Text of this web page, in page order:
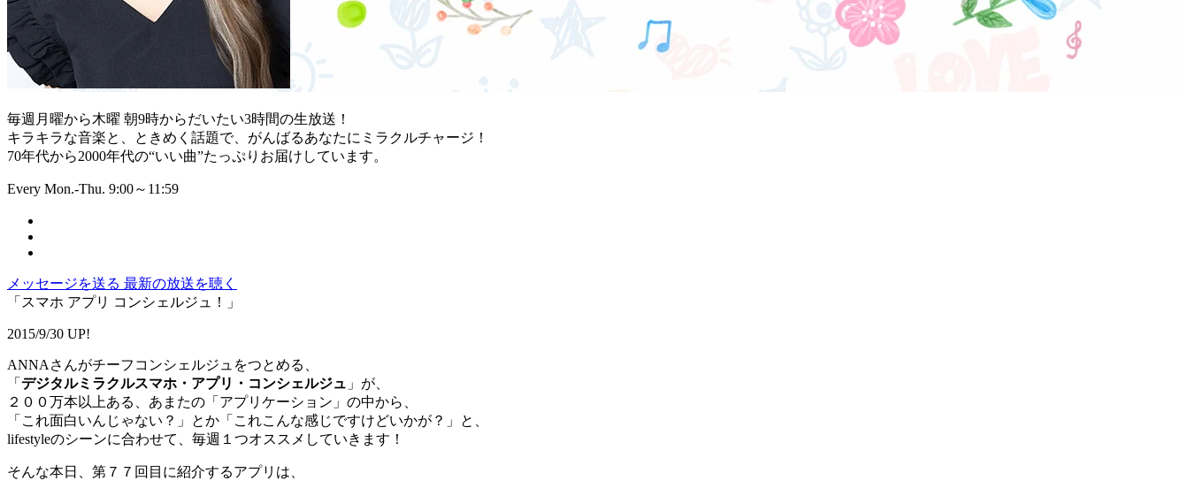
毎週月曜から木曜 朝9時からだいたい3時間の生放送！
キラキラな音楽と、ときめく話題で、がんばるあなたにミラクルチャージ！
70年代から2000年代の“いい曲”たっぷりお届けしています。
Every Mon.-Thu. 9:00～11:59
メッセージを送る 最新の放送を聴く
「スマホ アプリ コンシェルジュ！」
2015/9/30 UP!
ANNAさんがチーフコンシェルジュをつとめる、
「 デジタルミラクルスマホ・アプリ・コンシェルジュ 」が、
２００万本以上ある、あまたの「アプリケーション」の中から、
「これ面白いんじゃない？」とか「これこんな感じですけどいかが？」と、
lifestyleのシーンに合わせて、毎週１つオススメしていきます！
そんな本日、第７７回目に紹介するアプリは、